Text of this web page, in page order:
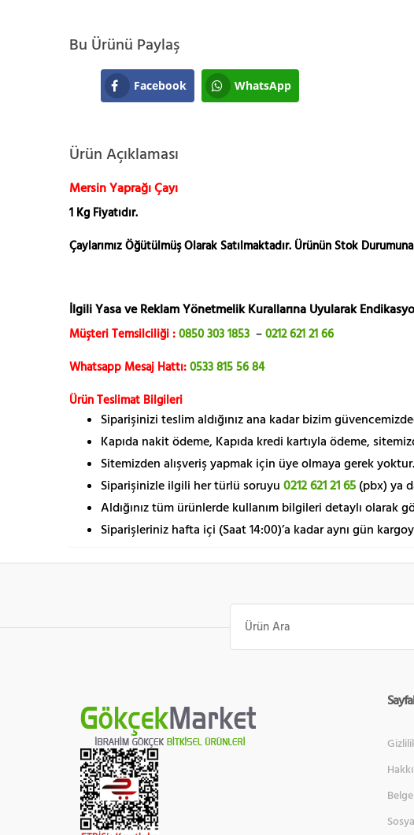
Bu Ürünü Paylaş
Facebook WhatsApp
Ürün Açıklaması
Mersin Yaprağı Çayı
1 Kg Fiyatıdır.
Çaylarımız Öğütülmüş Olarak Satılmaktadır. Ürünün Stok
İlgili Yasa ve Reklam Yönetmelik Kurallarına Uyularak
Müşteri Temsilciliği :0850 303 1853 –0212 621 21 66
Whatsapp Mesaj Hattı:0533 815 56 84
Ürün Teslimat Bilgileri
Siparişinizi teslim aldığınız ana kadar bizim
Kapıda nakit ödeme, Kapıda kredi kartıyla ödeme,
Sitemizden alışveriş yapmak için üye olmaya gerek
Siparişinizle ilgili her türlü soruyu 0212 621 21 65 (pbx) ya
Aldığınız tüm ürünlerde kullanım bilgileri detaylı olarak
Siparişleriniz hafta içi (Saat 14:00)’a kadar aynı gün
Ara: